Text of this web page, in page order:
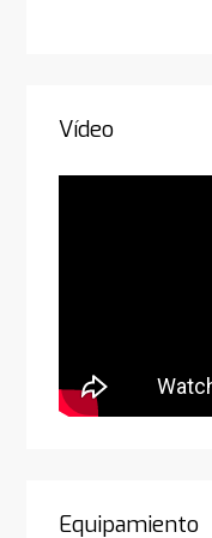
Vídeo
Equipamiento